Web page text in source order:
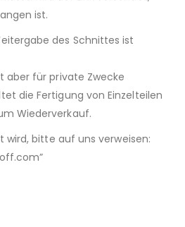
ist.
des Schnittes ist
aber für private Zwecke
die Fertigung von Einzelteilen
Wiederverkauf.
wird, bitte auf uns verweisen: